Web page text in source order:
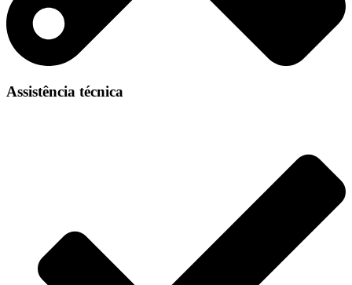
Assistência técnica